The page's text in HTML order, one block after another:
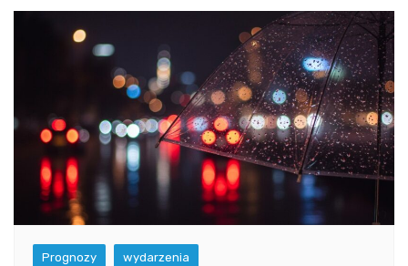
Prognozy wydarzenia